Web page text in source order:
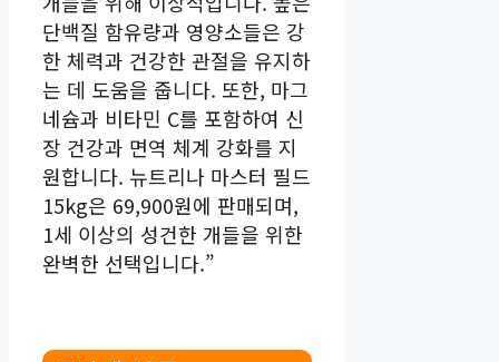
단백질 함유량과 영양소들은 강
한 체력과 건강한 관절을 유지하
는 데 도움을 줍니다. 또한, 마그
네슘과 비타민 C를 포함하여 신
장 건강과 면역 체계 강화를 지
원합니다. 뉴트리나 마스터 필드
15kg은 69,900원에 판매되며,
1세 이상의 성건한 개들을 위한
완벽한 선택입니다.”